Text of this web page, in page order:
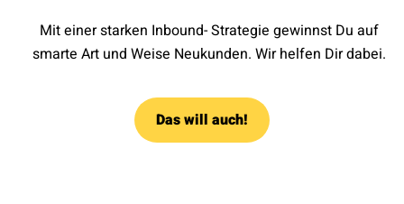
Mit einer starken Inbound- Strategie gewinnst Du auf
smarte Art und Weise Neukunden. Wir helfen Dir dabei.
Das will auch!